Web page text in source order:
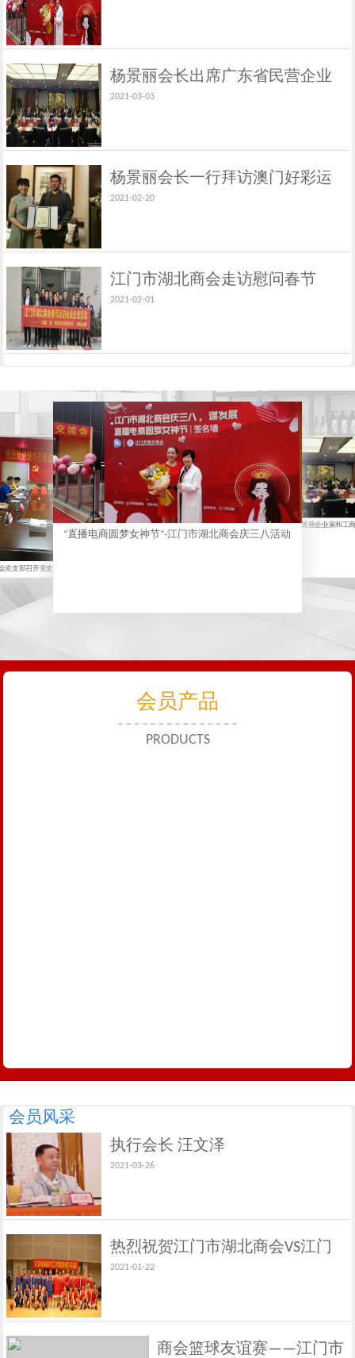
杨景丽会长出席广东省民营企业
家和工商联商会会长座谈会
2021-03-03
杨景丽会长一行拜访澳门好彩运
集团有限公司董事长、澳门新忠
2021-02-20
江门市湖北商会走访慰问春节
留“邑”会员企业
2021-02-01
访
党支部召开党史学习教育专题组织生活
“直播电商圆梦女神节”-江门市湖北商会庆三八活动
杨景丽会长出席广东省民营企业家和工
会员产品
PRODUCTS
会员风采
执行会长 汪文泽
2021-03-26
热烈祝贺江门市湖北商会VS江门
市湖南商会篮球友谊赛取得圆满
2021-01-22
商会篮球友谊赛——江门市